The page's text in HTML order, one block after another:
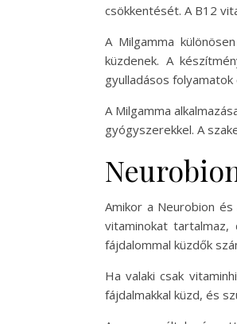
csökkentését. A B12
A Milgamma
küzdenek. A
gyulladásos
A Milgamma
gyógyszerekkel. A
Amikor a Neurobion
vitaminokat tartalmaz,
fájdalommal küzdők
Ha valaki csak
fájdalmakkal küzd, és